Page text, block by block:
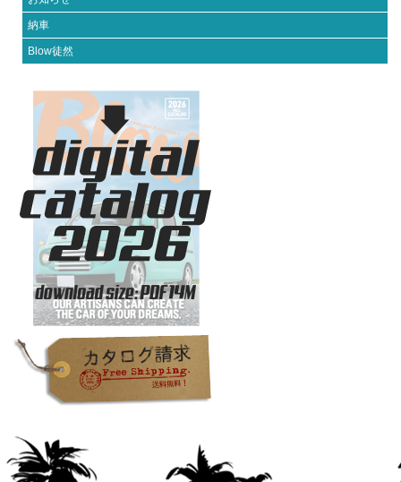
納車
Blow徒然